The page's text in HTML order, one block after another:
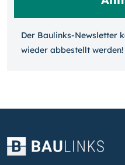
Der Baulinks-Newsletter
wieder ab­bestellt werden!